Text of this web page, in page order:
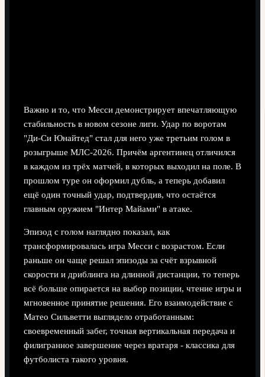
Важно и то, что Месси демонстрирует впечатляющую
стабильность в новом сезоне лиги. Удар по воротам
"Ди-Си Юнайтед" стал для него уже третьим голом в
розыгрыше МЛС-2026. Причём аргентинец отличился
в каждом из трёх матчей, в которых выходил на поле. В
прошлом туре он оформил дубль, а теперь добавил
ещё один точный удар, подтвердив, что остаётся
главным оружием "Интер Майами" в атаке.
Эпизод с голом наглядно показал, как
трансформировалась игра Месси с возрастом. Если
раньше он чаще решал эпизоды за счёт взрывной
скорости и дриблинга на длинной дистанции, то теперь
всё больше опирается на выбор позиции, чтение игры и
мгновенное принятие решения. Его взаимодействие с
Матео Сильветти выглядело отработанным:
своевременный забег, точная вертикальная передача и
филигранное завершение через вратаря - классика для
футболиста такого уровня.